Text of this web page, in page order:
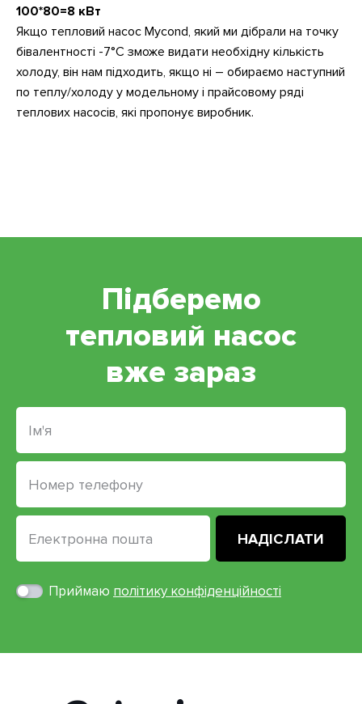
100*80=8 кВт
Якщо тепловий насос Mycond, який ми дібрали на точку
бівалентності -7°C зможе видати необхідну кількість
холоду, він нам підходить, якщо ні – обираємо наступний
по теплу/холоду у модельному і прайсовому ряді
теплових насосів, які пропонує виробник.
Підберемо
тепловий насос
вже зараз
Приймаю політику конфіденційності